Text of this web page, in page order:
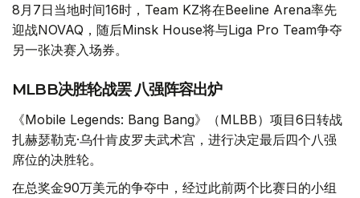
8月7日当地时间16时，Team KZ将在Beeline Arena率先
迎战NOVAQ，随后Minsk House将与Liga Pro Team争夺
另一张决赛入场券。
MLBB决胜轮战罢 八强阵容出炉
《Mobile Legends: Bang Bang》（MLBB）项目6日转战
扎赫瑟勒克·乌什肯皮罗夫武术宫，进行决定最后四个八强
席位的决胜轮。
在总奖金90万美元的争夺中，经过此前两个比赛日的小组